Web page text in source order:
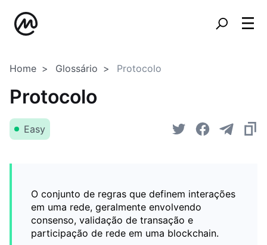
Home Glossário Protocolo
Protocolo
Easy
O conjunto de regras que definem interações
em uma rede, geralmente envolvendo
consenso, validação de transação e
participação de rede em uma blockchain.